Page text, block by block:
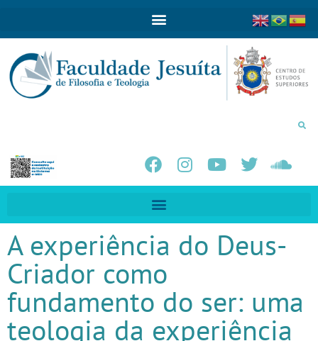
A experiência do Deus-
Criador como
fundamento do ser: uma
teologia da experiência